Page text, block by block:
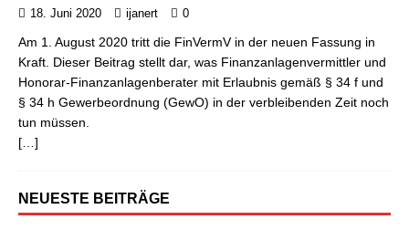
18. Juni 2020 ijanert 0
Am 1. August 2020 tritt die FinVermV in der neuen Fassung in
Kraft. Dieser Beitrag stellt dar, was Finanzanlagenvermittler und
Honorar-Finanzanlagenberater mit Erlaubnis gemäß § 34 f und
§ 34 h Gewerbeordnung (GewO) in der verbleibenden Zeit noch
tun müssen.
[…]
NEUESTE BEITRÄGE